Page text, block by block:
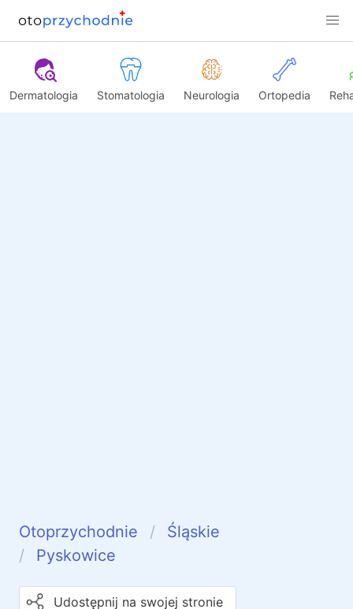
Dermatologia Stomatologia Neurologia Ortopedia
Otoprzychodnie
Śląskie
Pyskowice
Udostępnij na swojej stronie